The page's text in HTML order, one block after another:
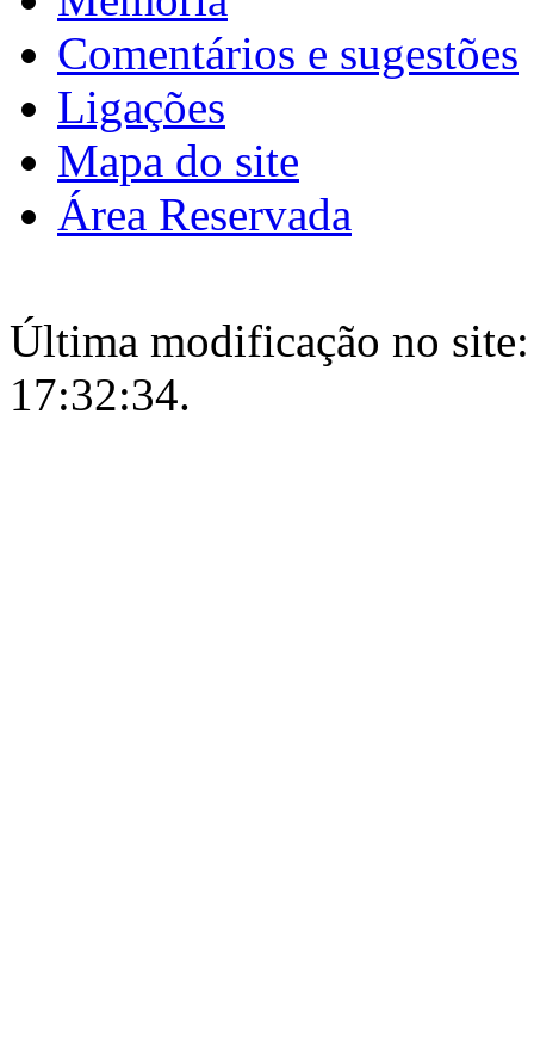
Comentários e sugestões
Ligações
Mapa do site
Área Reservada
Última modificação no
17:32:34.